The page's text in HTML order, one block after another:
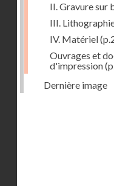
II. Gravure sur
III.
IV. Matériel
Ouvrages et
d'impression
Dernière image